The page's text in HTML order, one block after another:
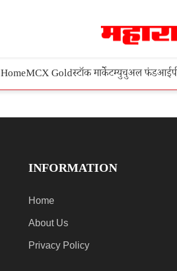
HomeMCX Goldस्टॉक मार्केटम्युचुअल फंड
INFORMATION
Home
About Us
Privacy Policy